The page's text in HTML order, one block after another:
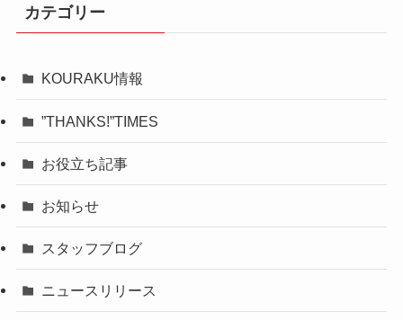
カテゴリー
KOURAKU情報
”THANKS!”TIMES
お役立ち記事
お知らせ
スタッフブログ
ニュースリリース